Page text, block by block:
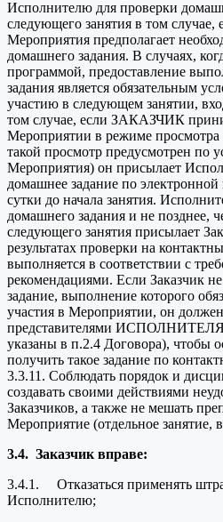
Исполнителю для проверки
следующего занятия в том случае,
Мероприятия предполагает
домашнего задания. В случаях,
программой, предоставление
задания является обязательным
участию в следующем занятии,
том случае, если ЗАКАЗЧИК
Мероприятии в режиме просмотра
такой просмотр предусмотрен по
Мероприятия) он присылает
домашнее задание по электронной
сутки до начала занятия.
домашнего задания и не позднее,
следующего занятия присылает
результатах проверки на
выполняется в соответствии с
рекомендациями. Если Заказчик
задание, выполнение которого
участия в Мероприятии, он должен
представителями ИСПОЛНИТЕЛЯ
указаны в п.2.4 Договора), чтобы
получить такое задание по
3.3.11. Соблюдать порядок и
создавать своими действиями
Заказчиков, а также не мешать
Мероприятие (отдельное занятие,
3.4. Заказчик вправе:
3.4.1. Отказаться применять
Исполнителю;